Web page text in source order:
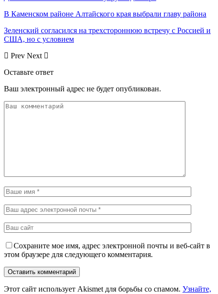
В Каменском районе Алтайского края выбрали главу района
Зеленский согласился на трехстороннюю встречу с Россией и
США, но с условием
Prev Next
Оставьте ответ
Ваш электронный адрес не будет опубликован.
Сохраните мое имя, адрес электронной почты и веб-сайт в
этом браузере для следующего комментария.
Этот сайт использует Akismet для борьбы со спамом. Узнайте,